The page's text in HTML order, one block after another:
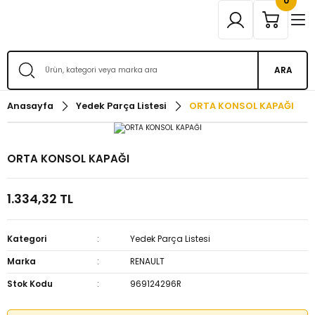
ARA
Anasayfa Yedek Parça Listesi ORTA KONSOL KAPAĞI
ORTA KONSOL KAPAĞI
1.334,32 TL
Kategori
Yedek Parça Listesi
Marka
RENAULT
Stok Kodu
969124296R